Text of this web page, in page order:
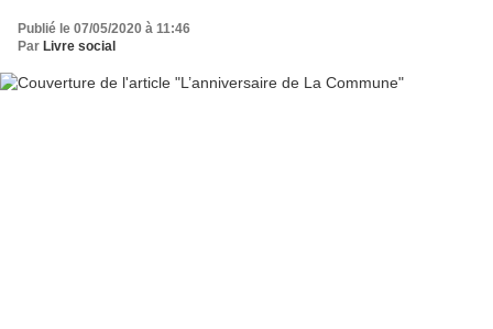
Publié le 07/05/2020 à 11:46
Par Livre social